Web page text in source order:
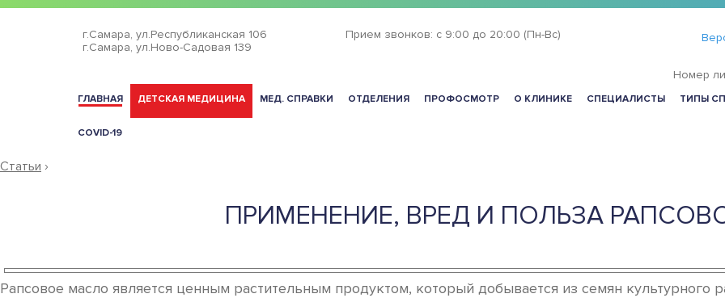
г.Самара, ул.Республиканская 106
г.Самара, ул.Ново-Садовая 139
Прием звонков: с 9:00 до 20:00 (Пн-Вс)
Номер
ГЛАВНАЯ ДЕТСКАЯ МЕДИЦИНА МЕД. СПРАВКИ ОТДЕЛЕНИЯ ПРОФОСМОТР О КЛИНИКЕ СПЕЦИАЛИСТЫ ТИПЫ
COVID-19
Статьи ›
ПРИМЕНЕНИЕ, ВРЕД И ПОЛЬЗА
Рапсовое масло является ценным растительным продуктом, который добывается из семян культурного